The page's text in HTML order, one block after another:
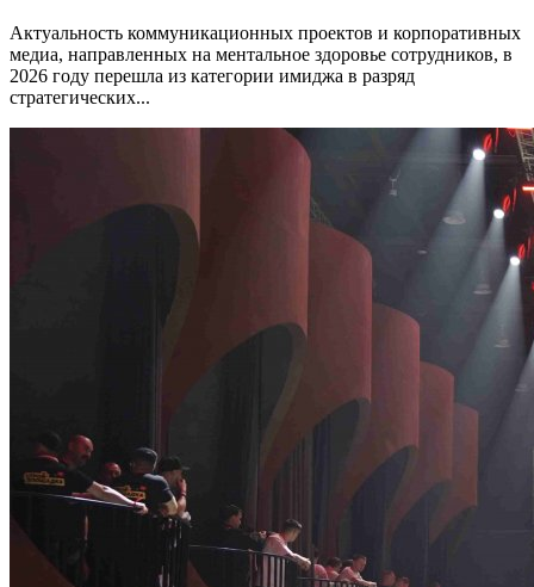
Актуальность коммуникационных проектов и корпоративных
медиа, направленных на ментальное здоровье сотрудников, в
2026 году перешла из категории имиджа в разряд
стратегических...